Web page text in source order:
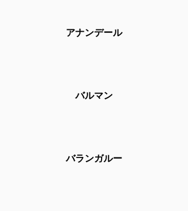
アナンデール
バルマン
バランガルー